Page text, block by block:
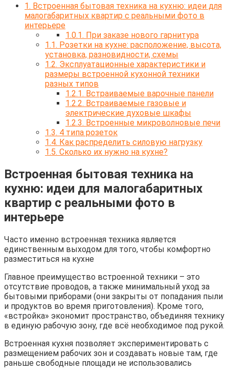
1. Встроенная бытовая техника на кухню: идеи для
малогабаритных квартир с реальными фото в
интерьере
1.0.1. При заказе нового гарнитура
1.1. Розетки на кухне: расположение, высота,
установка, разновидности, схемы
1.2. Эксплуатационные характеристики и
размеры встроенной кухонной техники
разных типов
1.2.1. Встраиваемые варочные панели
1.2.2. Встраиваемые газовые и
электрические духовые шкафы
1.2.3. Встроенные микроволновые печи
1.3. 4 типа розеток
1.4. Как распределить силовую нагрузку
1.5. Сколько их нужно на кухне?
Встроенная бытовая техника на
кухню: идеи для малогабаритных
квартир с реальными фото в
интерьере
Часто именно встроенная техника является
единственным выходом для того, чтобы комфортно
разместиться на кухне
Главное преимущество встроенной техники – это
отсутствие проводов, а также минимальный уход за
бытовыми приборами (они закрыты от попадания пыли
и продуктов во время приготовления). Кроме того,
«встройка» экономит пространство, объединяя технику
в единую рабочую зону, где всё необходимое под рукой.
Встроенная кухня позволяет экспериментировать с
размещением рабочих зон и создавать новые там, где
раньше свободные площади не использовались